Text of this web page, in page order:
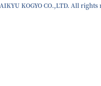
KOGYO CO.,LTD. All rights